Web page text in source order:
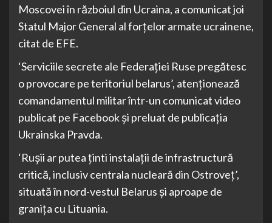
Moscovei în războiul din Ucraina, a comunicat joi
Statul Major General al forţelor armate ucrainene,
citat de EFE.
‘Serviciile secrete ale Federaţiei Ruse pregătesc
o provocare pe teritoriul belarus’, atenţionează
comandamentul militar într-un comunicat video
publicat pe Facebook şi preluat de publicaţia
Ukrainska Pravda.
‘Ruşii ar putea ţinti instalaţii de infrastructură
critică, inclusiv centrala nucleară din Ostroveţ’,
situată în nord-vestul Belarus şi aproape de
graniţa cu Lituania.